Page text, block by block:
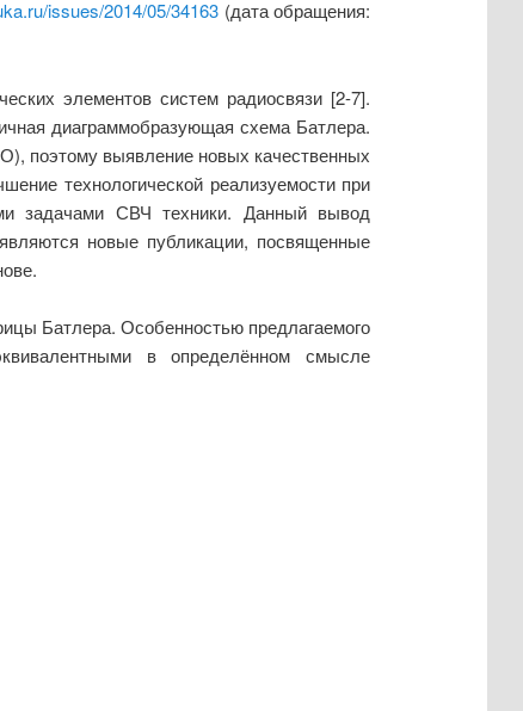
issues/2014/05/34163(дата обращения:
элементов систем радиосвязи [2-7].
диаграммобразующая схема Батлера.
поэтому выявление новых качественных
технологической реализуемости при
задачами СВЧ техники. Данный вывод
новые публикации, посвященные
Батлера. Особенностью предлагаемого
в определённом смысле